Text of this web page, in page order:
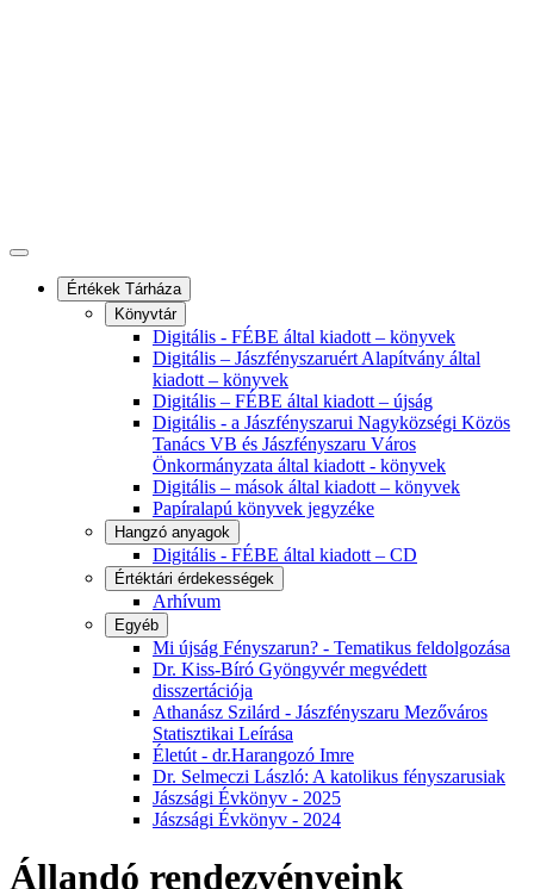
Értékek Tárháza
Könyvtár
Digitális - FÉBE által kiadott – könyvek
Digitális – Jászfényszaruért Alapítvány által
kiadott – könyvek
Digitális – FÉBE által kiadott – újság
Digitális - a Jászfényszarui Nagyközségi Közös
Tanács VB és Jászfényszaru Város
Önkormányzata által kiadott - könyvek
Digitális – mások által kiadott – könyvek
Papíralapú könyvek jegyzéke
Hangzó anyagok
Digitális - FÉBE által kiadott – CD
Értéktári érdekességek
Arhívum
Egyéb
Mi újság Fényszarun? - Tematikus feldolgozása
Dr. Kiss-Bíró Gyöngyvér megvédett
disszertációja
Athanász Szilárd - Jászfényszaru Mezőváros
Statisztikai Leírása
Életút - dr.Harangozó Imre
Dr. Selmeczi László: A katolikus fényszarusiak
Jászsági Évkönyv - 2025
Jászsági Évkönyv - 2024
Állandó rendezvényeink